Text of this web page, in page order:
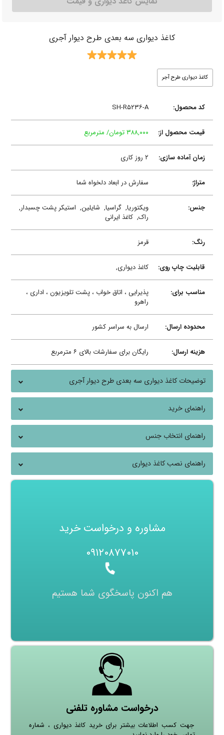
کاغذ دیواری سه بعدی طرح دیوار آجری
کاغذ دیواری طرح آجر
کد محصول: SH-R۵۲۳۶-A
قیمت محصول از: ۳۸۸,۰۰۰ تومان/ مترمربع
زمان آماده سازی: ۲ روز کاری
متراژ: سفارش در ابعاد دلخواه شما
جنس: ویکتوریا,گراسیا, شایلین, استیکر پشت چسبدار,
راک,کاغذ ایرانی
رنگ: قرمز
قابلیت چاپ روی: کاغذ دیواری,
مناسب برای:
پذیرایی ، اتاق خواب ، پشت تلویزیون ، اداری ،
راهرو
محدوده ارسال: ارسال به سراسر کشور
هزینه ارسال: رایگان برای سفارشات بالای ۶ مترمربع
توضیحات کاغذ دیواری سه بعدی طرح دیوار آجری
راهنمای خرید
راهنمای انتخاب جنس
راهنمای نصب کاغذ دیواری
مشاوره و درخواست خرید
۰۹۱۲۰۸۷۷۰۱۰
هم اکنون پاسخگوی شما هستیم
درخواست مشاوره تلفنی
جهت کسب اطلاعات بیشتر برای خرید کاغذ دیواری ، شماره